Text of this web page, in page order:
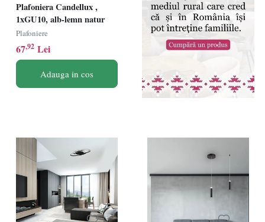
Plafoniera Candellux ,
1xGU10, alb-lemn natur
Plafoniere
67,92 Lei
Adauga in cos